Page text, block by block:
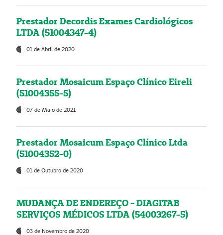
Prestador Decordis Exames Cardiológicos
LTDA (51004347-4)
01 de Abril de 2020
Prestador Mosaicum Espaço Clínico Eireli
(51004355-5)
07 de Maio de 2021
Prestador Mosaicum Espaço Clínico Ltda
(51004352-0)
01 de Outubro de 2020
MUDANÇA DE ENDEREÇO - DIAGITAB
SERVIÇOS MÉDICOS LTDA (54003267-5)
03 de Novembro de 2020